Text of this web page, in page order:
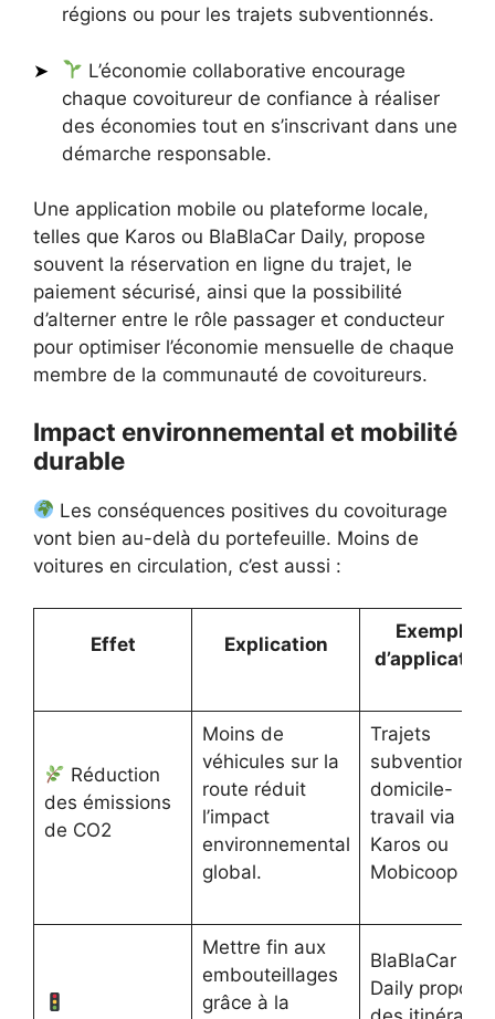
régions ou pour les trajets subventionnés.
L’économie collaborative encourage
chaque covoitureur de confiance à réaliser
des économies tout en s’inscrivant dans une
démarche responsable.
Une application mobile ou plateforme locale,
telles que Karos ou BlaBlaCar Daily, propose
souvent la réservation en ligne du trajet, le
paiement sécurisé, ainsi que la possibilité
d’alterner entre le rôle passager et conducteur
pour optimiser l’économie mensuelle de chaque
membre de la communauté de covoitureurs.
Impact environnemental et mobilité
durable
Les conséquences positives du covoiturage
vont bien au-delà du portefeuille. Moins de
voitures en circulation, c’est aussi :
Effet Explication
Exemple
d’application
Réduction
des émissions
de CO2
Moins de
véhicules sur la
route réduit
l’impact
environnemental
global.
Trajets
domicile-
travail via
Karos ou
Mobicoop
Mettre fin aux
embouteillages
grâce à la
BlaBlaCar
Daily propose